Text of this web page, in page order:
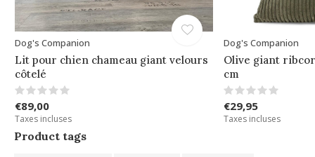
Dog's Companion
Lit pour chien chameau giant velours
côtelé
€89,00
Taxes incluses
Dog's Companion
Olive giant
cm
€29,95
Taxes incluses
Product tags